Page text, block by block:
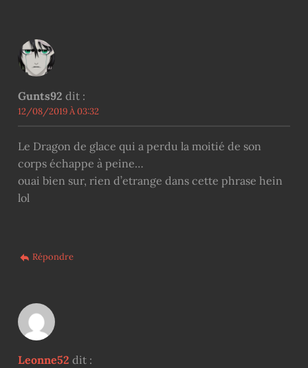
Gunts92 dit :
12/08/2019 À 03:32
Le Dragon de glace qui a perdu la moitié de son
corps échappe à peine…
ouai bien sur, rien d’etrange dans cette phrase hein
lol
Répondre
Leonne52 dit :